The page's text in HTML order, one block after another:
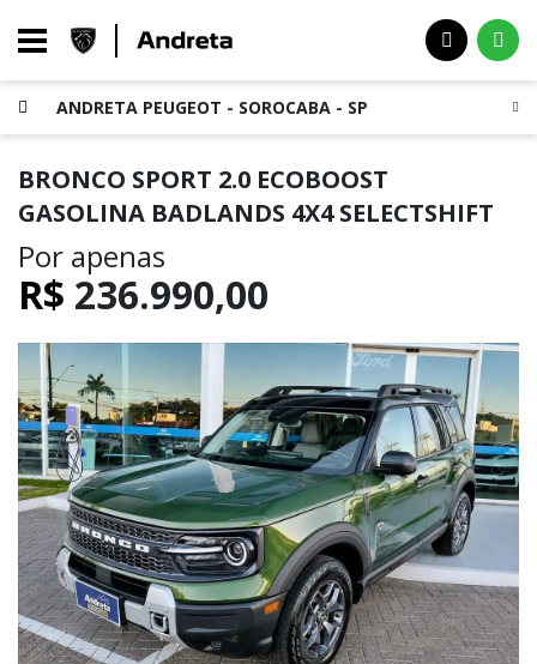
ANDRETA PEUGEOT - SOROCABA - SP
BRONCO SPORT 2.0 ECOBOOST
GASOLINA BADLANDS 4X4 SELECTSHIFT
Por apenas
R$ 236.990,00